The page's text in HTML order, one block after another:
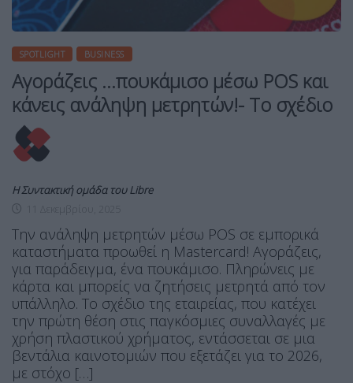
SPOTLIGHT BUSINESS
Αγοράζεις …πουκάμισο μέσω POS και
κάνεις ανάληψη μετρητών!- Το σχέδιο
Η Συντακτική ομάδα του Libre
Την ανάληψη μετρητών μέσω POS σε εμπορικά
καταστήματα προωθεί η Mastercard! Αγοράζεις,
για παράδειγμα, ένα πουκάμισο. Πληρώνεις με
κάρτα και μπορείς να ζητήσεις μετρητά από τον
υπάλληλο. Το σχέδιο της εταιρείας, που κατέχει
την πρώτη θέση στις παγκόσμιες συναλλαγές με
χρήση πλαστικού χρήματος, εντάσσεται σε μια
βεντάλια καινοτομιών που εξετάζει για το 2026,
με στόχο […]